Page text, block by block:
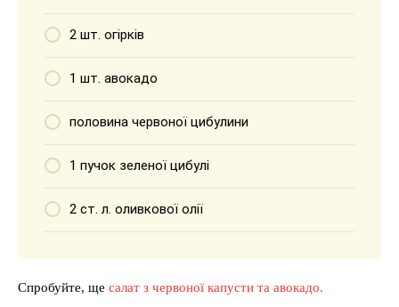
2 шт. огірків
1 шт. авокадо
половина червоної цибулини
1 пучок зеленої цибулі
2 ст. л. оливкової олії
Спробуйте, ще салат з червоної капусти та авокадо.